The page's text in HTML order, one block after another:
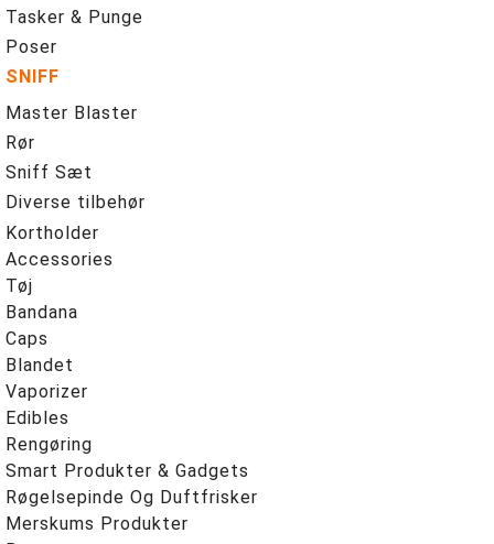
Tasker & Punge
Poser
SNIFF
Master Blaster
Rør
Sniff Sæt
Diverse tilbehør
Kortholder
Accessories
Tøj
Bandana
Caps
Blandet
Vaporizer
Edibles
Rengøring
Smart Produkter & Gadgets
Røgelsepinde Og Duftfrisker
Merskums Produkter